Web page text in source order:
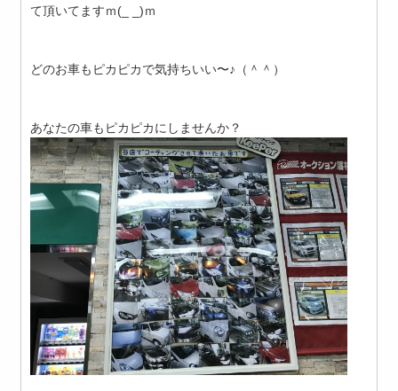
て頂いてますｍ(_ _)ｍ
どのお車もピカピカで気持ちいい〜♪（＾＾）
あなたの車もピカピカにしませんか？